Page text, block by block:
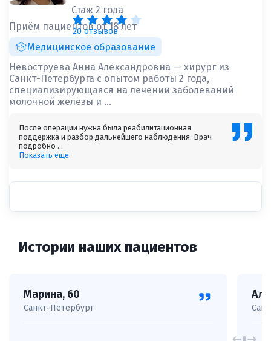
20 отзывов
Стаж 2 года
Приём пациентов от 18 лет
Медицинское образование
Невоструева Анна Александровна — хирург из
Санкт-Петербурга с опытом работы 2 года,
специализирующаяся на лечении заболеваний
молочной железы и ...
После операции нужна была реабилитационная
поддержка и разбор дальнейшего наблюдения. Врач
подробно ...
Показать еще
Истории наших пациентов
Марина, 60
Санкт-Петербург